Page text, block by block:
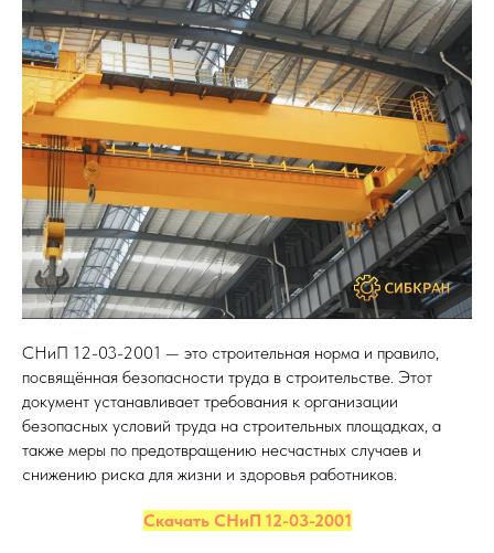
СНиП 12-03-2001 — это строительная норма и правило,
посвящённая безопасности труда в строительстве. Этот
документ устанавливает требования к организации
безопасных условий труда на строительных площадках, а
также меры по предотвращению несчастных случаев и
снижению риска для жизни и здоровья работников.
Скачать СНиП 12-03-2001